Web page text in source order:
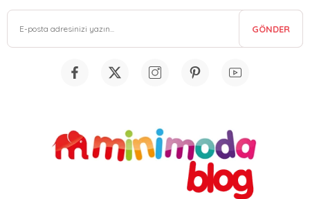
GÖNDER